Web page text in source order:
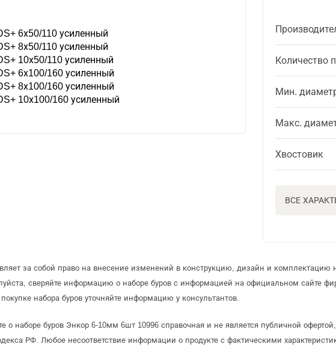
Количество
Мин.
Макс.
Хвостовик
ВСЕ
6х50/110 усиленный
8х50/110 усиленный
10х50/110 усиленный
6х100/160 усиленный
8х100/160 усиленный
10х100/160 усиленный
за собой право на внесение изменений в конструкцию, дизайн и комплектацию
сверяйте информацию о наборе буров с информацией на официальном сайте
набора буров уточняйте информацию у консультантов.
о наборе буров Энкор 6-10мм 6шт 10996 справочная и не является публичной
РФ. Любое несоответствие информации о продукте с фактическими